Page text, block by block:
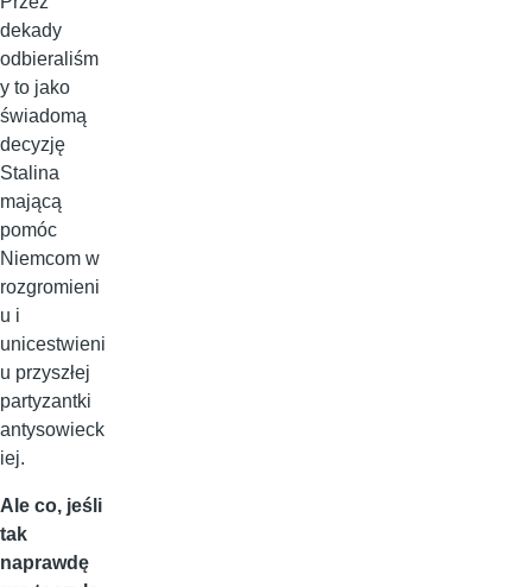
dekady
odbieraliśm
y to jako
świadomą
decyzję
Stalina
mającą
pomóc
Niemcom w
rozgromieni
u i
unicestwieni
u przyszłej
partyzantki
antysowieck
iej.
Ale co, jeśli
tak
naprawdę